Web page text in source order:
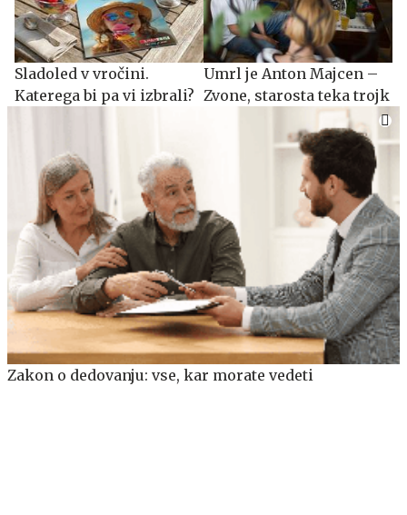
Sladoled v vročini.
Katerega bi pa vi izbrali?
Umrl je Anton Majcen –
Zvone, starosta teka trojk
Zakon o dedovanju: vse, kar morate vedeti